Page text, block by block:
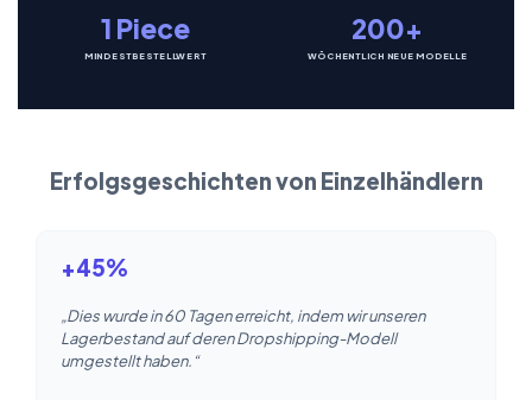
1 Piece
MINDESTBESTELLWERT
200+
WÖCHENTLICH NEUE MODELLE
Erfolgsgeschichten von Einzelhändlern
+45%
„Dies wurde in 60 Tagen erreicht, indem wir unseren
Lagerbestand auf deren Dropshipping-Modell
umgestellt haben.“